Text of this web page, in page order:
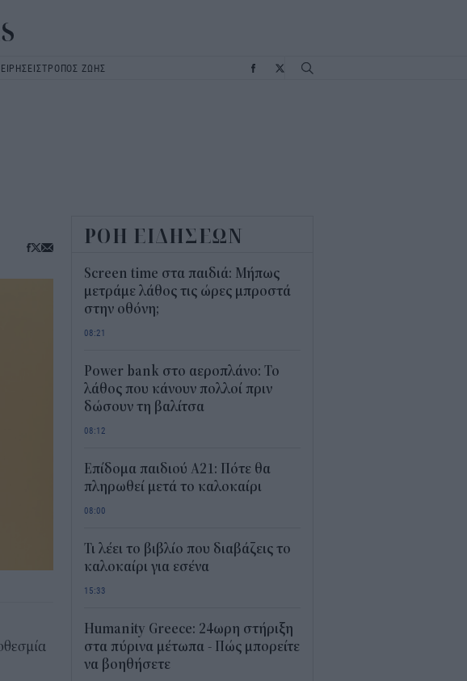
ΤΡΟΠΟΣ ΖΩΗΣ
ΡΟΗ ΕΙΔΗΣΕΩΝ
Screen time στα παιδιά: Μήπως
μετράμε λάθος τις ώρες μπροστά
στην οθόνη;
08:21
Power bank στο αεροπλάνο: Το
λάθος που κάνουν πολλοί πριν
δώσουν τη βαλίτσα
08:12
Επίδομα παιδιού Α21: Πότε θα
πληρωθεί μετά το καλοκαίρι
08:00
Τι λέει το βιβλίο που διαβάζεις το
καλοκαίρι για εσένα
15:33
Humanity Greece: 24ωρη στήριξη
στα πύρινα μέτωπα - Πώς μπορείτε
να βοηθήσετε